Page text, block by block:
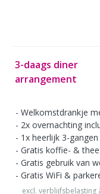
3-daags diner
arrangement
Welkomstdrankje
2x overnachting
1x heerlijk 3-
Gratis koffie- &
Gratis gebruik van
Gratis WiFi &
excl. verblijfsbelasting